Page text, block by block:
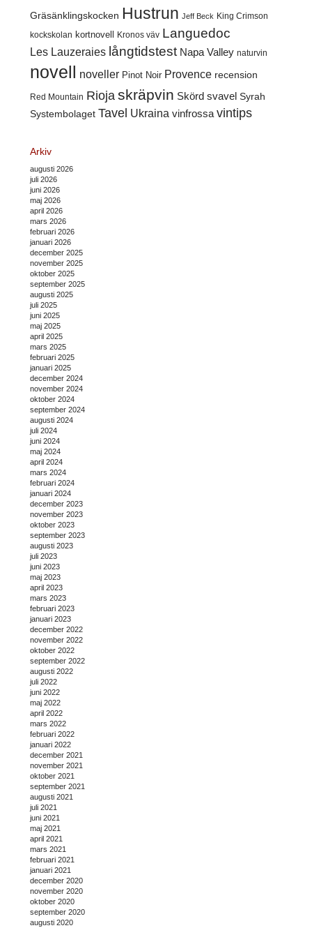
Gräsänklingskocken Hustrun Jeff Beck King Crimson
kockskolan kortnovell Kronos väv Languedoc
Les Lauzeraies långtidstest Napa Valley naturvin
novell noveller Pinot Noir Provence recension
Red Mountain Rioja skräpvin Skörd svavel Syrah
Systembolaget Tavel Ukraina vinfrossa vintips
Arkiv
augusti 2026
juli 2026
juni 2026
maj 2026
april 2026
mars 2026
februari 2026
januari 2026
december 2025
november 2025
oktober 2025
september 2025
augusti 2025
juli 2025
juni 2025
maj 2025
april 2025
mars 2025
februari 2025
januari 2025
december 2024
november 2024
oktober 2024
september 2024
augusti 2024
juli 2024
juni 2024
maj 2024
april 2024
mars 2024
februari 2024
januari 2024
december 2023
november 2023
oktober 2023
september 2023
augusti 2023
juli 2023
juni 2023
maj 2023
april 2023
mars 2023
februari 2023
januari 2023
december 2022
november 2022
oktober 2022
september 2022
augusti 2022
juli 2022
juni 2022
maj 2022
april 2022
mars 2022
februari 2022
januari 2022
december 2021
november 2021
oktober 2021
september 2021
augusti 2021
juli 2021
juni 2021
maj 2021
april 2021
mars 2021
februari 2021
januari 2021
december 2020
november 2020
oktober 2020
september 2020
augusti 2020